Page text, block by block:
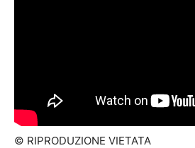
© RIPRODUZIONE VIETATA